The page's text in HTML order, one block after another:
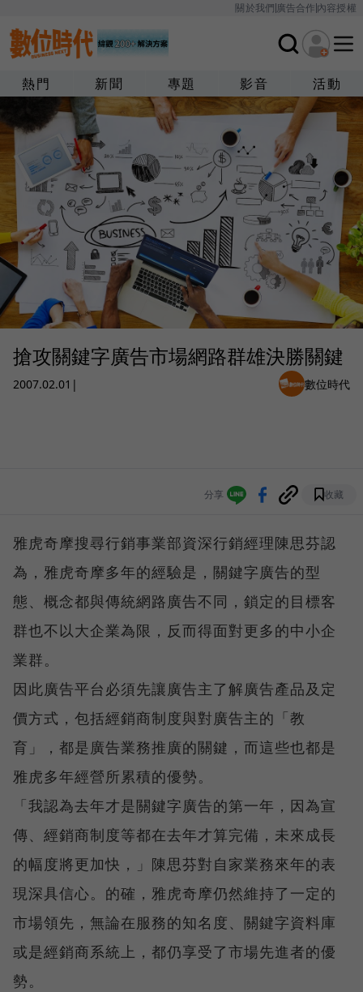
關於我們廣告合作內容授權
熱門 新聞 專題 影音 活動
搶攻關鍵字廣告市場網路群雄決勝關鍵
2007.02.01 | 數位時代
分享 收藏
雅虎奇摩搜尋行銷事業部資深行銷經理陳思芬認
為，雅虎奇摩多年的經驗是，關鍵字廣告的型
態、概念都與傳統網路廣告不同，鎖定的目標客
群也不以大企業為限，反而得面對更多的中小企
業群。
因此廣告平台必須先讓廣告主了解廣告產品及定
價方式，包括經銷商制度與對廣告主的「教
育」，都是廣告業務推廣的關鍵，而這些也都是
雅虎多年經營所累積的優勢。
「我認為去年才是關鍵字廣告的第一年，因為宣
傳、經銷商制度等都在去年才算完備，未來成長
的幅度將更加快，」陳思芬對自家業務來年的表
現深具信心。的確，雅虎奇摩仍然維持了一定的
市場領先，無論在服務的知名度、關鍵字資料庫
或是經銷商系統上，都仍享受了市場先進者的優
勢。